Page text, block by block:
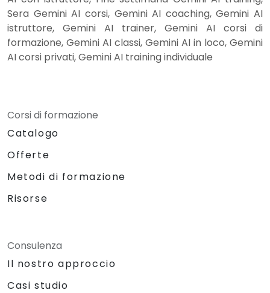
Sera Gemini AI corsi, Gemini AI coaching, Gemini AI
istruttore, Gemini AI trainer, Gemini AI corsi di
formazione, Gemini AI classi, Gemini AI in loco, Gemini
AI corsi privati, Gemini AI training individuale
Corsi di formazione
Catalogo
Offerte
Metodi di formazione
Risorse
Consulenza
Il nostro approccio
Casi studio